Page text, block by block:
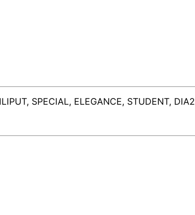
SPECIAL, ELEGANCE, STUDENT, DIA2